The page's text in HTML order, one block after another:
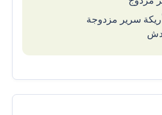
سرير مزدوجة
دش